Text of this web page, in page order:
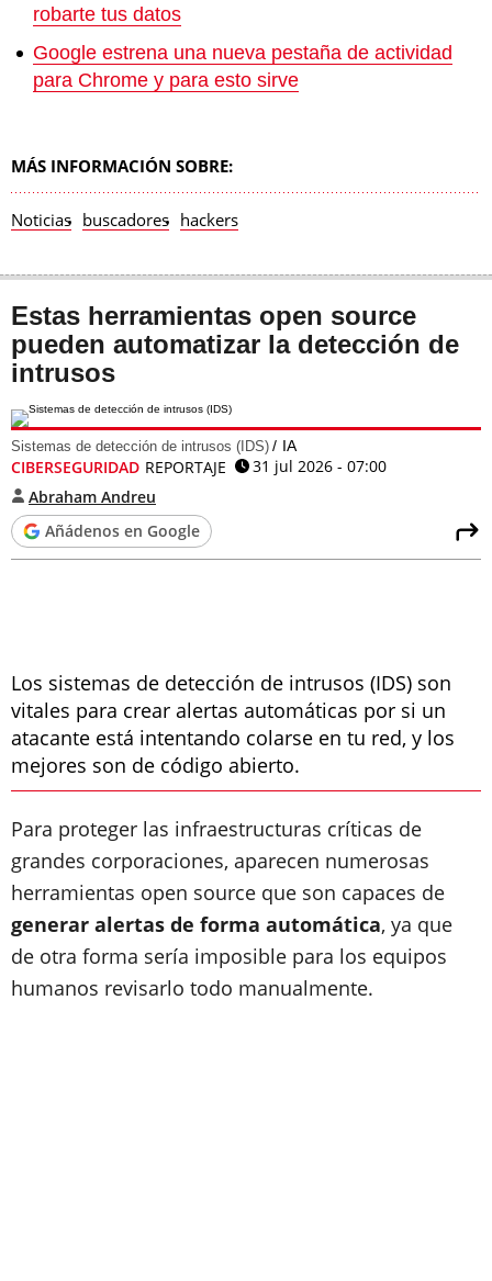
robarte tus datos
Google estrena una nueva pestaña de actividad
para Chrome y para esto sirve
MÁS INFORMACIÓN SOBRE:
Noticias buscadores hackers
Estas herramientas open source
pueden automatizar la detección de
intrusos
Sistemas de detección de intrusos (IDS) IA
CIBERSEGURIDAD REPORTAJE
31 jul 2026 - 07:00
Abraham Andreu
Añádenos en Google
Los sistemas de detección de intrusos (IDS) son
vitales para crear alertas automáticas por si un
atacante está intentando colarse en tu red, y los
mejores son de código abierto.
Para proteger las infraestructuras críticas de
grandes corporaciones, aparecen numerosas
herramientas open source que son capaces de
generar alertas de forma automática, ya que
de otra forma sería imposible para los equipos
humanos revisarlo todo manualmente.